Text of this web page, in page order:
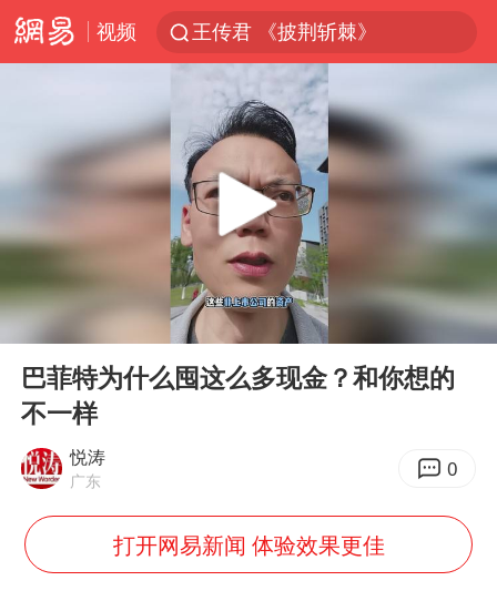
视频
王传君 《披荆斩棘》
今日15时起福州地铁高架区段停运
王艺迪2-4不敌张本美和止步4强
上门女婿出轨女邻居多年被判重婚罪
2025年小学教师减少13.19万
王艺迪无缘横滨赛决赛
蒯曼挺进WTT横滨冠军赛女单四强
以军士兵把枪口对准中国记者
Play
02:46
巴菲特为什么囤这么多现金？和你想的
不一样
悦涛
广东 0
打开网易新闻 体验效果更佳